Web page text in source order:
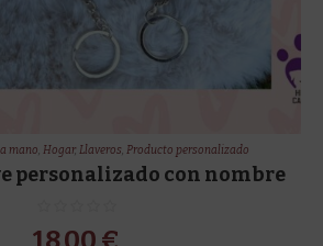
mano, Hogar, Llaveros, Producto personalizado
personalizado con nombre